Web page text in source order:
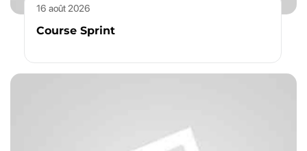
16 août 2026
Course Sprint